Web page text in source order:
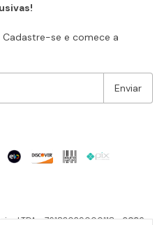
se e comece a
LTDA - 76183029000118 - 2026.